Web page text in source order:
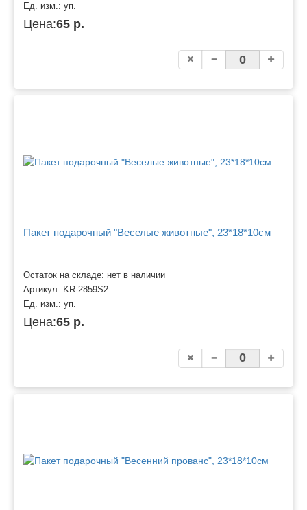
Ед. изм.: уп.
Цена:65 р.
Пакет подарочный "Веселые животные", 23*18*10см
Остаток на складе: нет в наличии
Артикул: KR-2859S2
Ед. изм.: уп.
Цена:65 р.